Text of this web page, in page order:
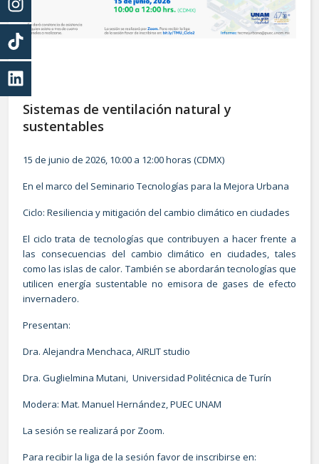
Sistemas de ventilación natural y
sustentables
15 de junio de 2026, 10:00 a 12:00 horas (CDMX)
En el marco del Seminario Tecnologías para la Mejora Urbana
Ciclo: Resiliencia y mitigación del cambio climático en ciudades
El ciclo trata de tecnologías que contribuyen a hacer frente a
las consecuencias del cambio climático en ciudades, tales
como las islas de calor. También se abordarán tecnologías que
utilicen energía sustentable no emisora de gases de efecto
invernadero.
Presentan:
Dra. Alejandra Menchaca, AIRLIT studio
Dra. Guglielmina Mutani, Universidad Politécnica de Turín
Modera: Mat. Manuel Hernández, PUEC UNAM
La sesión se realizará por Zoom.
Para recibir la liga de la sesión favor de inscribirse en: